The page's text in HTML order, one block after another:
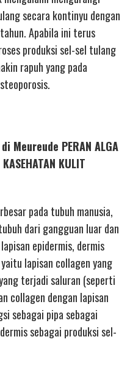
secara kontinyu dengan
Apabila ini terus
produksi sel-sel tulang
rapuh yang pada
Meureude PERAN ALGA
KULIT
pada tubuh manusia,
dari gangguan luar dan
epidermis, dermis
lapisan collagen yang
terjadi saluran (seperti
collagen dengan lapisan
sebagai pipa sebagai
sebagai produksi sel-